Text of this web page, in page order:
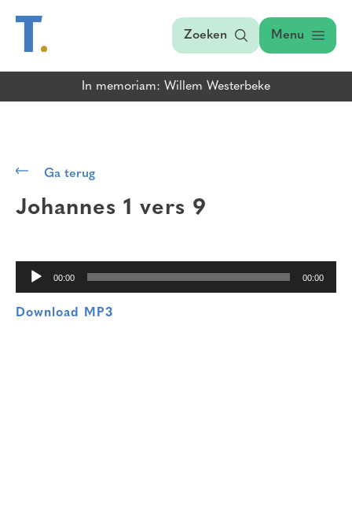
Zoeken Menu
In memoriam: Willem Westerbeke
Ga terug
Johannes 1 vers 9
00:00 00:00
Download MP3